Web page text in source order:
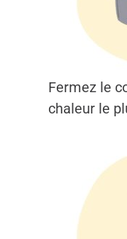
Fermez le
chaleur le